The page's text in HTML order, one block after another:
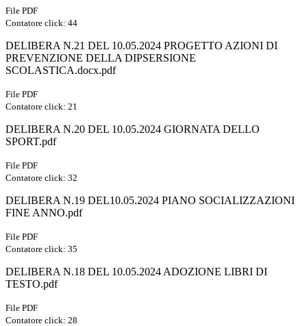
File PDF
Contatore click: 44
DELIBERA N.21 DEL 10.05.2024 PROGETTO AZIONI DI
PREVENZIONE DELLA DIPSERSIONE
SCOLASTICA.docx.pdf
File PDF
Contatore click: 21
DELIBERA N.20 DEL 10.05.2024 GIORNATA DELLO
SPORT.pdf
File PDF
Contatore click: 32
DELIBERA N.19 DEL10.05.2024 PIANO SOCIALIZZAZIONI
FINE ANNO.pdf
File PDF
Contatore click: 35
DELIBERA N.18 DEL 10.05.2024 ADOZIONE LIBRI DI
TESTO.pdf
File PDF
Contatore click: 28